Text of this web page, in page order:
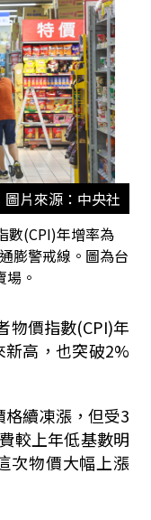
圖片來源：中央社
數(CPI)年增率為
膨警戒線。圖為台
。
物價指數(CPI)年
新高，也突破2%
格續凍漲，但受3
較上年低基數明
次物價大幅上漲